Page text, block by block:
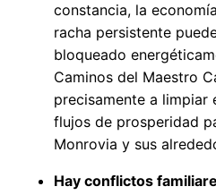
constancia, la
racha persistente
bloqueado
Caminos del Maestro
precisamente a limpiar
flujos de prosperidad
Monrovia y sus
Hay conflictos